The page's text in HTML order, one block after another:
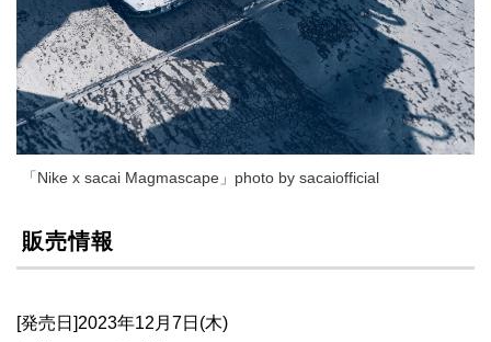
「Nike x sacai Magmascape」photo by sacaiofficial
販売情報
[発売日]2023年12月7日(木)